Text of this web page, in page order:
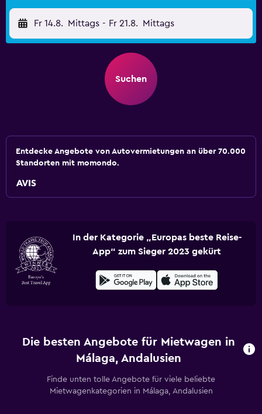
Fr 14.8. Mittags - Fr 21.8. Mittags
Suchen
Entdecke Angebote von Autovermietungen an über 70.000
Standorten mit momondo.
In der Kategorie „Europas beste Reise-
App“ zum Sieger 2023 gekürt
Die besten Angebote für Mietwagen in
Málaga, Andalusien
Finde unten tolle Angebote für viele beliebte
Mietwagenkategorien in Málaga, Andalusien